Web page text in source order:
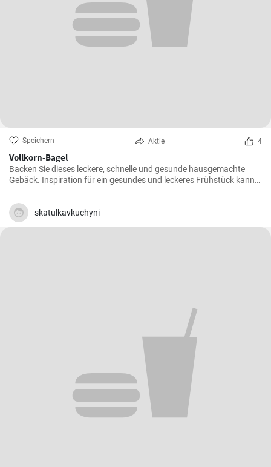
Speichern Aktie 4
Vollkorn-Bagel
Backen Sie dieses leckere, schnelle und gesunde hausgemachte
Gebäck. Inspiration für ein gesundes und leckeres Frühstück kann
man nie genug haben.
skatulkavkuchyni